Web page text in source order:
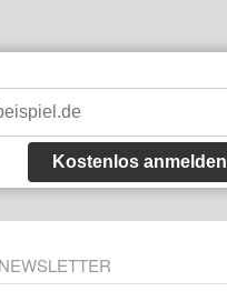
Kostenlos anmelden